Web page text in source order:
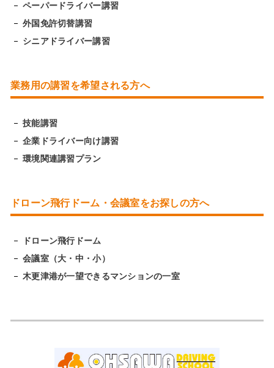
ペーパードライバー講習
外国免許切替講習
シニアドライバー講習
業務用の講習を希望される方へ
技能講習
企業ドライバー向け講習
環境関連講習プラン
ドローン飛行ドーム・会議室をお探しの方へ
ドローン飛行ドーム
会議室（大・中・小）
木更津港が一望できるマンションの一室